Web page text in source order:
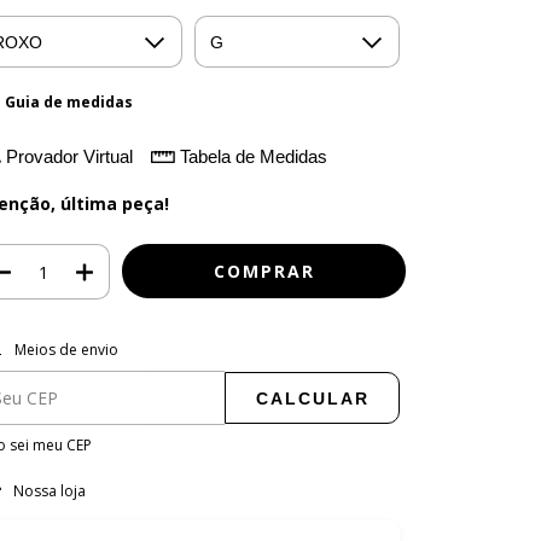
Guia de medidas
Provador Virtual Tabela de Medidas
última peça!
para o CEP:
Meios de envio
CALCULAR
sei meu CEP
Nossa loja